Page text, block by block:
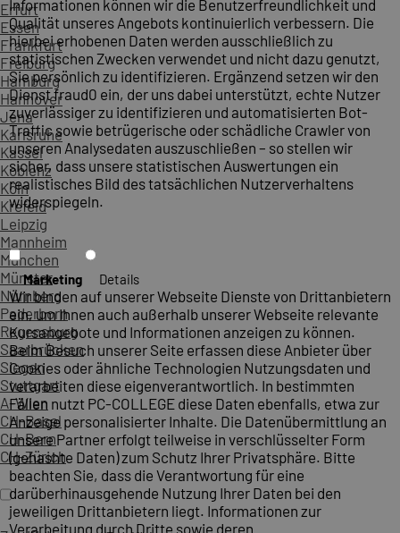
Erfurt
Essen
Frankfurt
Freiburg
Hamburg
Hannover
Jena
Karlsruhe
Kassel
Koblenz
Köln
Krefeld
Leipzig
Mannheim
München
Münster
Nürnberg
Paderborn
Regensburg
Saarbrücken
Siegen
Stuttgart
A-Wien
CH-Basel
CH-Bern
CH-Zürich
Informationen können wir die Benutzerfreundlichkeit und
Qualität unseres Angebots kontinuierlich verbessern. Die
hierbei erhobenen Daten werden ausschließlich zu
statistischen Zwecken verwendet und nicht dazu genutzt,
Sie persönlich zu identifizieren. Ergänzend setzen wir den
Dienst fraud0 ein, der uns dabei unterstützt, echte Nutzer
zuverlässiger zu identifizieren und automatisierten Bot-
Traffic sowie betrügerische oder schädliche Crawler von
unseren Analysedaten auszuschließen – so stellen wir
sicher, dass unsere statistischen Auswertungen ein
realistisches Bild des tatsächlichen Nutzerverhaltens
widerspiegeln.
Marketing Details
Wir binden auf unserer Webseite Dienste von Drittanbietern
ein, um Ihnen auch außerhalb unserer Webseite relevante
Kursangebote und Informationen anzeigen zu können.
Beim Besuch unserer Seite erfassen diese Anbieter über
Cookies oder ähnliche Technologien Nutzungsdaten und
verarbeiten diese eigenverantwortlich. In bestimmten
Fällen nutzt PC-COLLEGE diese Daten ebenfalls, etwa zur
Anzeige personalisierter Inhalte. Die Datenübermittlung an
unsere Partner erfolgt teilweise in verschlüsselter Form
(gehashte Daten) zum Schutz Ihrer Privatsphäre. Bitte
beachten Sie, dass die Verantwortung für eine
darüberhinausgehende Nutzung Ihrer Daten bei den
jeweiligen Drittanbietern liegt. Informationen zur
Verarbeitung durch Dritte sowie deren